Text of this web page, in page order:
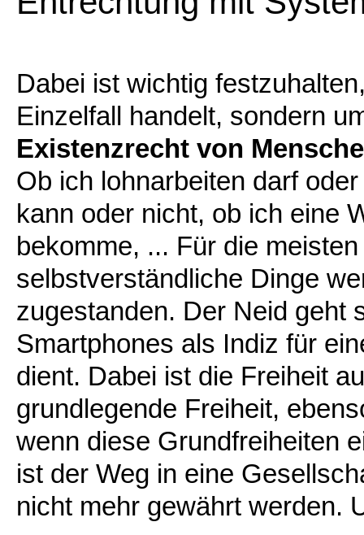
Dabei ist wichtig
Einzelfall handelt, sondern
Existenzrecht von
Ob ich lohnarbeiten darf
kann oder nicht, ob ich eine
bekomme, ... Für die
selbstverständliche Dinge
zugestanden. Der Neid geht
Smartphones als Indiz für
dient. Dabei ist die Freiheit
grundlegende Freiheit,
wenn diese Grundfreiheiten
ist der Weg in eine
nicht mehr gewährt werden.